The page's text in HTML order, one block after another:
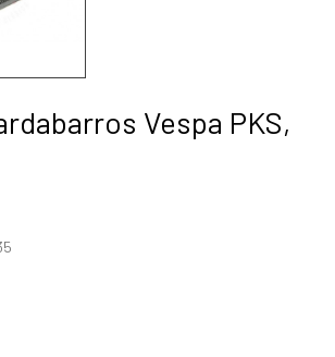
Vespa PKS,